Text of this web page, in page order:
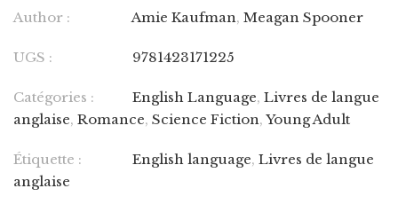
Author :
Amie Kaufman, Meagan Spooner
UGS : 9781423171225
Catégories : English Language, Livres de langue
anglaise, Romance, Science Fiction, Young Adult
Étiquette : English language, Livres de langue
anglaise